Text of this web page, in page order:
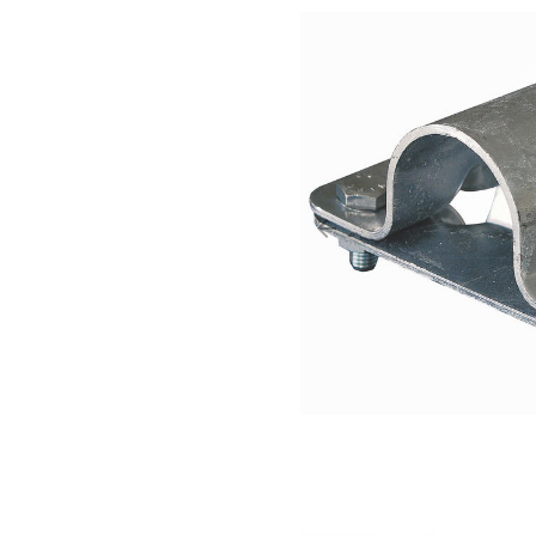
Précédent
arrow_backward